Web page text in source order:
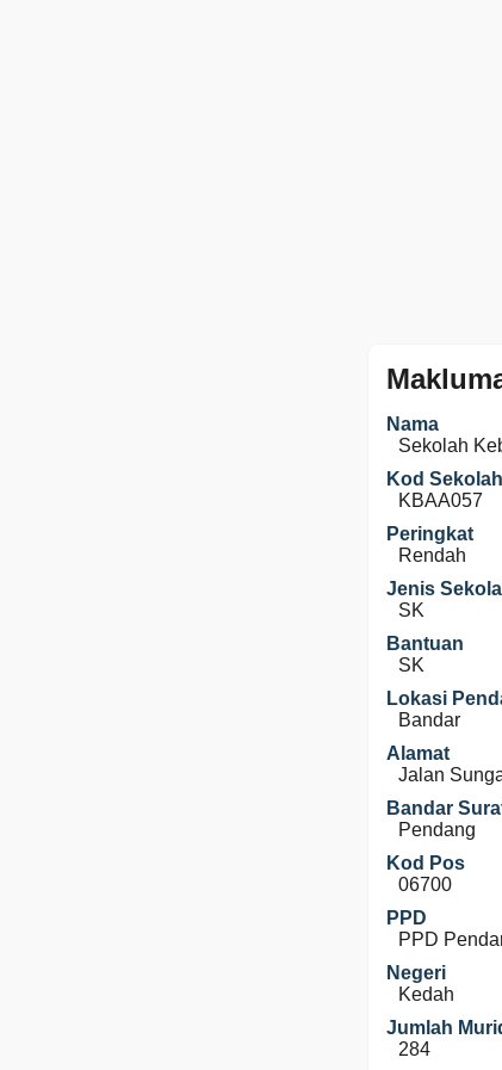
Nama
Sekolah
Kod Sekolah
KBAA057
Peringkat
Rendah
Jenis
SK
Bantuan
SK
Lokasi
Bandar
Alamat
Jalan
Bandar
Pendang
Kod Pos
06700
PPD
PPD
Negeri
Kedah
Jumlah
284